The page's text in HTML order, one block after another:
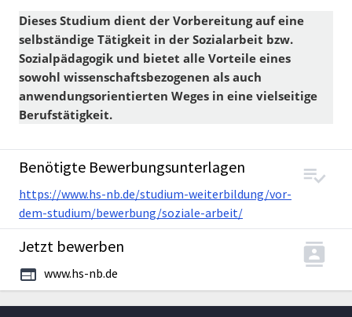
Dieses Studium dient der Vorbereitung auf eine
selbständige Tätigkeit in der Sozialarbeit bzw.
Sozialpädagogik und bietet alle Vorteile eines
sowohl wissenschaftsbezogenen als auch
anwendungsorientierten Weges in eine vielseitige
Berufstätigkeit.
Benötigte Bewerbungsunterlagen
https://www.hs-nb.de/studium-weiterbildung/vor-
dem-studium/bewerbung/soziale-arbeit/
Jetzt bewerben
www.hs-nb.de